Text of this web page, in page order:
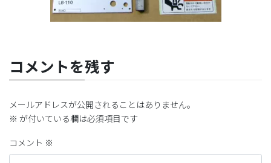
コメントを残す
メールアドレスが公開されることはありません。
※ が付いている欄は必須項目です
コメント ※